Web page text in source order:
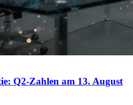
Q2-Zahlen am 13. August